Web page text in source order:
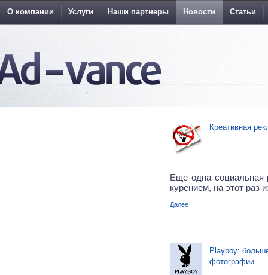
О компании Услуги Наши партнеры Новости Статьи
Креативная
Еще одна социальная
курением, на этот раз
Далее
Playboy:
фотографии